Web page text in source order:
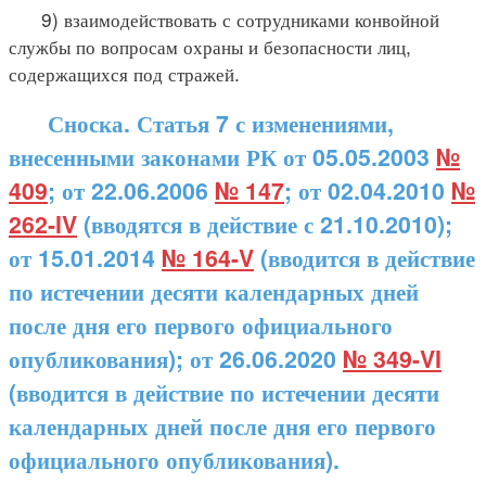
9) взаимодействовать с сотрудниками конвойной
службы по вопросам охраны и безопасности лиц,
содержащихся под стражей.
Сноска. Статья 7 с изменениями,
внесенными законами РК от 05.05.2003 №
409; от 22.06.2006 № 147; от 02.04.2010 №
262-IV (вводятся в действие с 21.10.2010);
от 15.01.2014 № 164-V (вводится в действие
по истечении десяти календарных дней
после дня его первого официального
опубликования); от 26.06.2020 № 349-VI
(вводится в действие по истечении десяти
календарных дней после дня его первого
официального опубликования).